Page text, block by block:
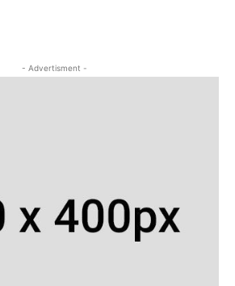
- Advertisment -